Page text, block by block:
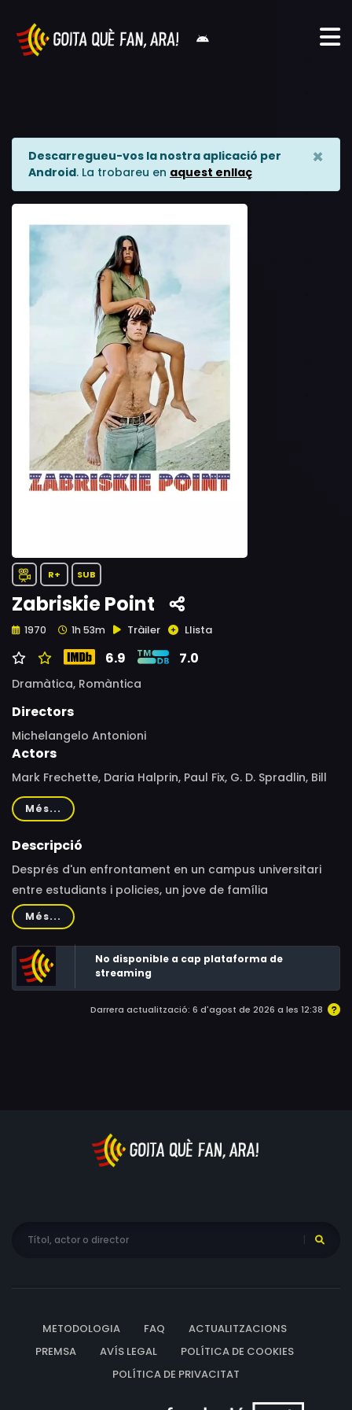
Descarregueu-vos la nostra aplicació per
Android. La trobareu en aquest enllaç
×
R+ SUB
Zabriskie Point
1970 1h 53m Tràiler Llista
6.9 7.0
Dramàtica, Romàntica
Directors
Michelangelo Antonioni
Actors
Mark Frechette, Daria Halprin, Paul Fix, G. D. Spradlin, Bill
Garaway, Kathleen Cleaver, Rod Taylor, Martin
Abrahams, Michael L. Davis, Lee Duncan, George Dunn,
Dennis Falt, Harrison Ford, Jim Goldrup, Norman
Kemp, Peter Lake, Wesley Lau, Cec Linder, Boyd 'Red'
Morgan, Bruce Neckels, Tom Steele, William Watson,
Johnny Wilson, Jeff Zinn
Més...
Descripció
Després d'un enfrontament en un campus universitari
entre estudiants i policies, un jove de família
acomodada, que ha matat un agent, després de robar
una avioneta fuig amb un company al desert d'Arizona.
Allà es troba casualment amb una noia que treballa per
a un advocat, que dirigeix ​​un projecte immobiliari
important.
Més...
No disponible a cap plataforma de
streaming
Darrera actualització: 6 d'agost de 2026 a les 12:38
METODOLOGIA FAQ
ACTUALITZACIONS
PREMSA
AVÍS LEGAL
POLÍTICA DE COOKIES
POLÍTICA DE PRIVACITAT